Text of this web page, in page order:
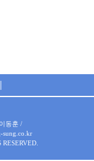
동훈 /
sung.co.kr